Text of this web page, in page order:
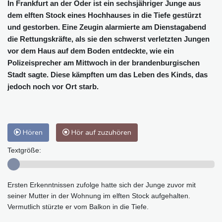
In Frankfurt an der Oder ist ein sechsjähriger Junge aus
dem elften Stock eines Hochhauses in die Tiefe gestürzt
und gestorben. Eine Zeugin alarmierte am Dienstagabend
die Rettungskräfte, als sie den schwerst verletzten Jungen
vor dem Haus auf dem Boden entdeckte, wie ein
Polizeisprecher am Mittwoch in der brandenburgischen
Stadt sagte. Diese kämpften um das Leben des Kinds, das
jedoch noch vor Ort starb.
Hören Hör auf zuzuhören
Textgröße:
Ersten Erkenntnissen zufolge hatte sich der Junge zuvor mit
seiner Mutter in der Wohnung im elften Stock aufgehalten.
Vermutlich stürzte er vom Balkon in die Tiefe.